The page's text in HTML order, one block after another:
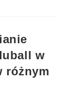
w
różnym